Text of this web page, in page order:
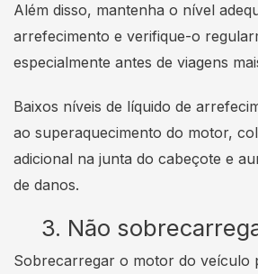
Além disso, mantenha o nível
arrefecimento e verifique-o
especialmente antes de viagens
Baixos níveis de líquido de
ao superaquecimento do motor,
adicional na junta do cabeçote e
de danos.
3. Não
Sobrecarregar o motor do veículo